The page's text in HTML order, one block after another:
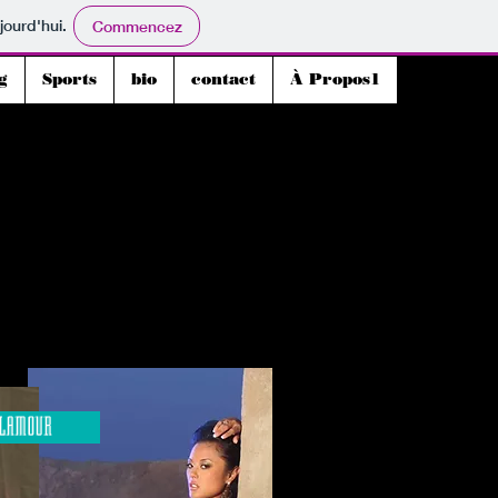
Commencez
Sports bio contact À Propos1